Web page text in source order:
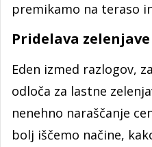
premikamo na teraso
Pridelava
Eden izmed razlogov,
odloča za lastne
nenehno naraščanje
bolj iščemo načine,